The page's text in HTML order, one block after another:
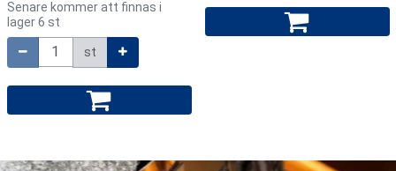
Jari,
Rejält skorstenspaket, lyser kvalite rätt igenom.
Leveransen kom på sjunde dagen stod på artikeln att
den skickas inom 1-2 dagar men såg sedan på en ...
Senare kommer att finnas i
lager 6 st
st